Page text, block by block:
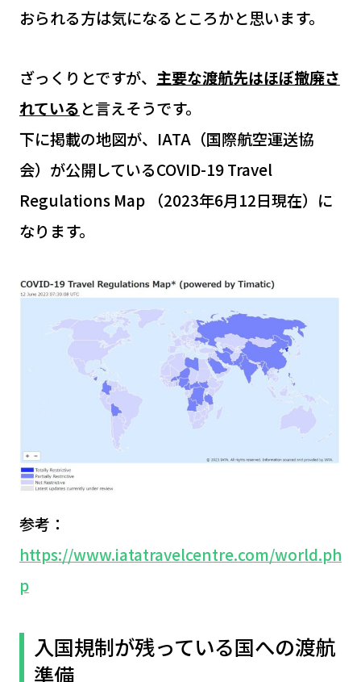
おられる方は気になるところかと思います。
ざっくりとですが、 主要な渡航先はほぼ撤廃さ
れている と言えそうです。
下に掲載の地図が、IATA（国際航空運送協
会）が公開しているCOVID-19 Travel
Regulations Map （2023年6月12日現在）に
なります。
参考：
https://www.iatatravelcentre.com/world.ph
p
入国規制が残っている国への渡航
準備